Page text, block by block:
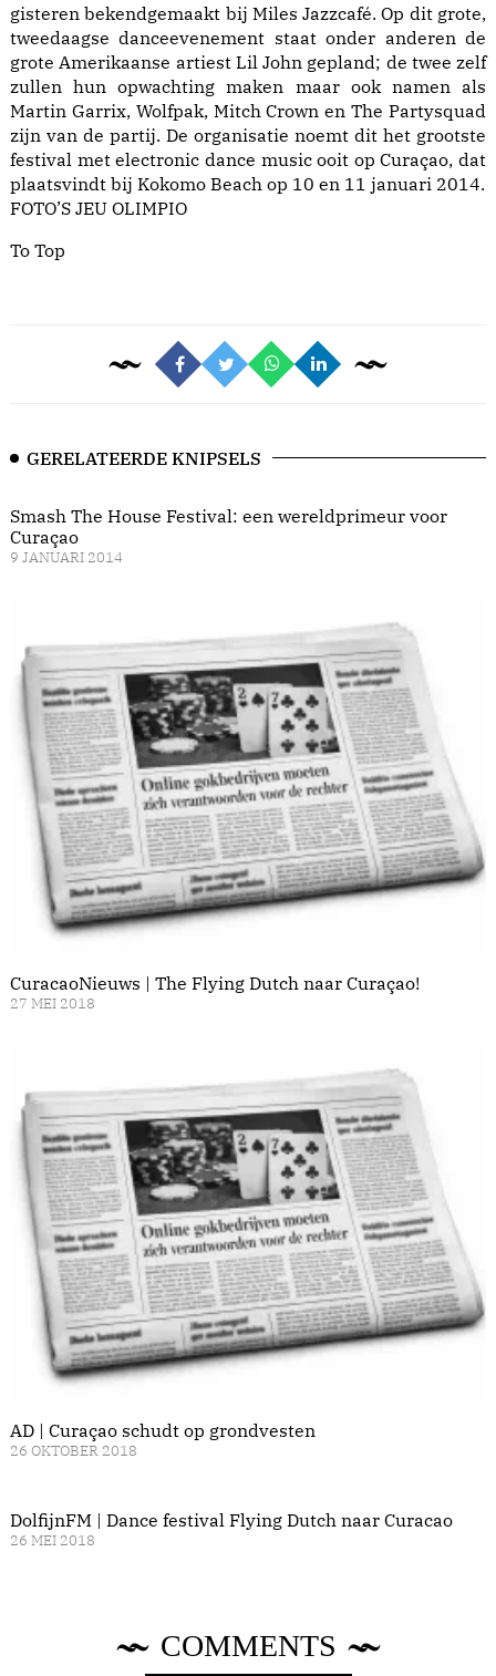
gisteren bekendgemaakt bij Miles Jazzcafé. Op dit grote,
tweedaagse danceevenement staat onder anderen de
grote Amerikaanse artiest Lil John gepland; de twee zelf
zullen hun opwachting maken maar ook namen als
Martin Garrix, Wolfpak, Mitch Crown en The Partysquad
zijn van de partij. De organisatie noemt dit het grootste
festival met electronic dance music ooit op Curaçao, dat
plaatsvindt bij Kokomo Beach op 10 en 11 januari 2014.
FOTO’S JEU OLIMPIO
To Top
GERELATEERDE KNIPSELS
Smash The House Festival: een wereldprimeur voor
Curaçao
9 JANUARI 2014
CuracaoNieuws | The Flying Dutch naar Curaçao!
27 MEI 2018
AD | Curaçao schudt op grondvesten
26 OKTOBER 2018
DolfijnFM | Dance festival Flying Dutch naar Curacao
26 MEI 2018
COMMENTS